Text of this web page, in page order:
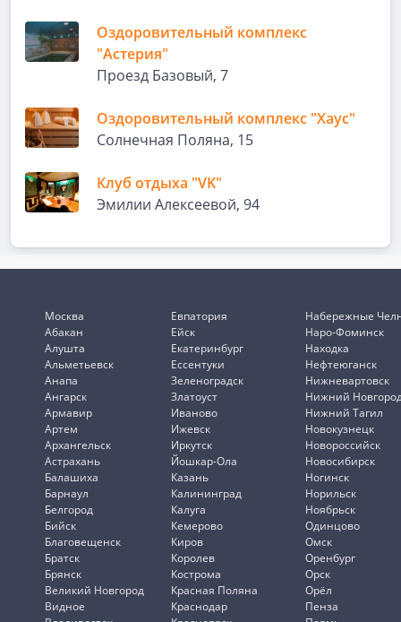
Оздоровительный комплекс
"Астерия"
Проезд Базовый, 7
Оздоровительный комплекс "Хаус"
Солнечная Поляна, 15
Клуб отдыха "VK"
Эмилии Алексеевой, 94
Москва
Абакан
Алушта
Альметьевск
Анапа
Ангарск
Армавир
Артем
Архангельск
Астрахань
Балашиха
Барнаул
Белгород
Бийск
Благовещенск
Братск
Брянск
Великий Новгород
Видное
Евпатория
Ейск
Екатеринбург
Ессентуки
Зеленоградск
Златоуст
Иваново
Ижевск
Иркутск
Йошкар-Ола
Казань
Калининград
Калуга
Кемерово
Киров
Королев
Кострома
Красная Поляна
Краснодар
Набережные
Наро-Фоминск
Находка
Нефтеюганск
Нижневартовск
Нижний
Нижний Тагил
Новокузнецк
Новороссийск
Новосибирск
Ногинск
Норильск
Ноябрьск
Одинцово
Омск
Оренбург
Орск
Орёл
Пенза